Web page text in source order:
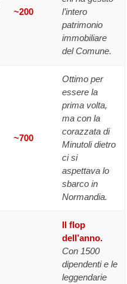
~200
l’intero
patrimonio
immobiliare
del Comune.
~700
Ottimo per
essere la
prima volta,
ma con la
corazzata di
Minutoli dietro
ci si
aspettava lo
sbarco in
Normandia.
Il flop
dell’anno.
Con 1500
dipendenti e le
leggendarie